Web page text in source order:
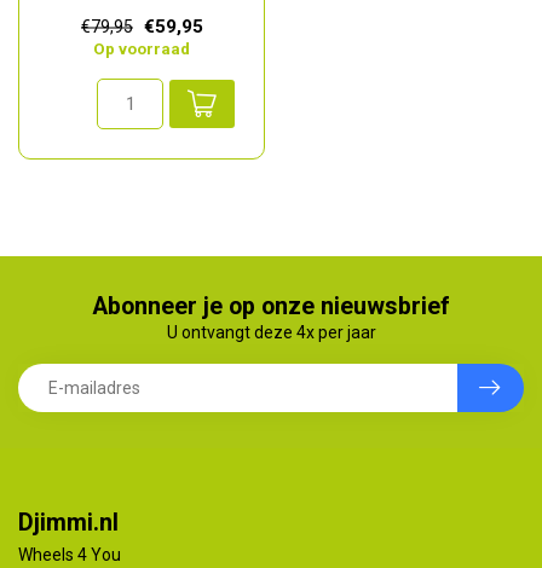
ge...
€79,95 €59,95
Op voorraad
Abonneer je op onze nieuwsbrief
U ontvangt deze 4x per jaar
Djimmi.nl
Wheels 4 You